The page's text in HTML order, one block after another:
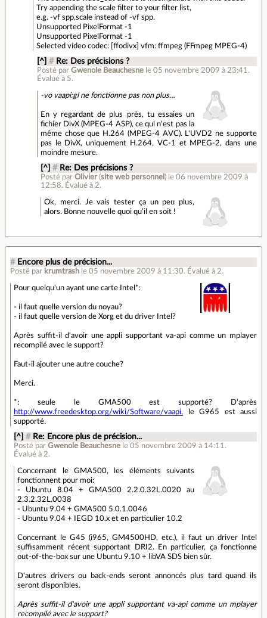
Try appending the scale filter to your filter list,
e.g. -vf spp,scale instead of -vf spp.
Unsupported PixelFormat -1
Unsupported PixelFormat -1
Selected video codec: [ffodivx] vfm: ffmpeg (FFmpeg MPEG-4)
[^] # Re: Des précisions ?
Posté par Gwenole Beauchesne le 05 novembre 2009 à 23:41 .
Évalué à 5.
-vo vaapi:gl ne fonctionne pas non plus…
En y regardant de plus près, tu essaies un
fichier DivX (MPEG-4 ASP), ce qui n'est pas la
même chose que H.264 (MPEG-4 AVC). L'UVD2 ne supporte
pas le DivX, uniquement H.264, VC-1 et MPEG-2, dans une
moindre mesure.
[^] # Re: Des précisions ?
Posté parOlivier (site web personnel ) le 06 novembre 2009 à
12:58. Évalué à 2.
Ok, merci. Je vais tester ça un peu plus,
alors. Bonne nouvelle quoi qu’il en soit !
# Encore plus de précision...
Posté par krumtrash le 05 novembre 2009 à 11:30. Évalué à 2.
Pour quelqu'un ayant une carte Intel*:
- il faut quelle version du noyau?
- il faut quelle version de Xorg et du driver Intel?
Après suffit-il d'avoir une appli supportant va-api comme un mplayer
recompilé avec le support?
Faut-il ajouter une autre couche?
Merci.
*: seule le GMA500 est supporté? D'après
http://www.freedesktop.org/wiki/Software/vaapi, le G965 est aussi
supporté.
[^] # Re: Encore plus de précision...
Posté parGwenole Beauchesne le 05 novembre 2009 à 14:11 .
Évalué à 2.
Concernant le GMA500, les éléments suivants
fonctionnent pour moi:
- Ubuntu 8.04 + GMA500 2.2.0.32L.0020 au
2.3.2.32L.0038
- Ubuntu 9.04 + GMA500 5.0.1.0046
- Ubuntu 9.04 + IEGD 10.x et en particulier 10.2
Concernant le G45 (i965, GM4500HD, etc.), il faut un driver Intel
suffisamment récent supportant DRI2. En particulier, ça fonctionne
out-of-the-box sur une Ubuntu 9.10 + libVA SDS bien sûr.
D'autres drivers ou back-ends seront annoncés plus tard quand ils
seront disponibles.
Après suffit-il d'avoir une appli supportant va-api comme un mplayer
recompilé avec le support?